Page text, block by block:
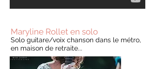
Maryline Rollet en solo
Solo guitare/voix chanson dans le métro,
en maison de retraite...